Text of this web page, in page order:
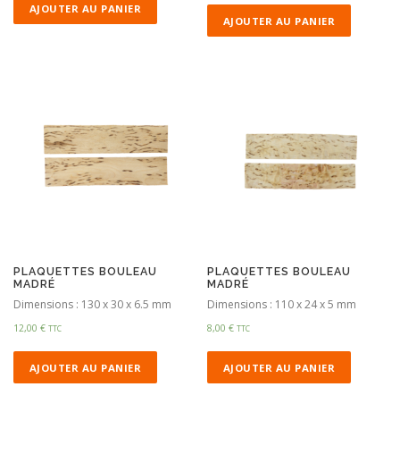
AJOUTER AU PANIER
AJOUTER AU PANIER
PLAQUETTES BOULEAU
MADRÉ
Dimensions : 130 x 30 x 6.5 mm
12,00 € TTC
AJOUTER AU PANIER
PLAQUETTES BOULEAU
MADRÉ
Dimensions : 110 x 24 x 5 mm
8,00€ TTC
AJOUTER AU PANIER